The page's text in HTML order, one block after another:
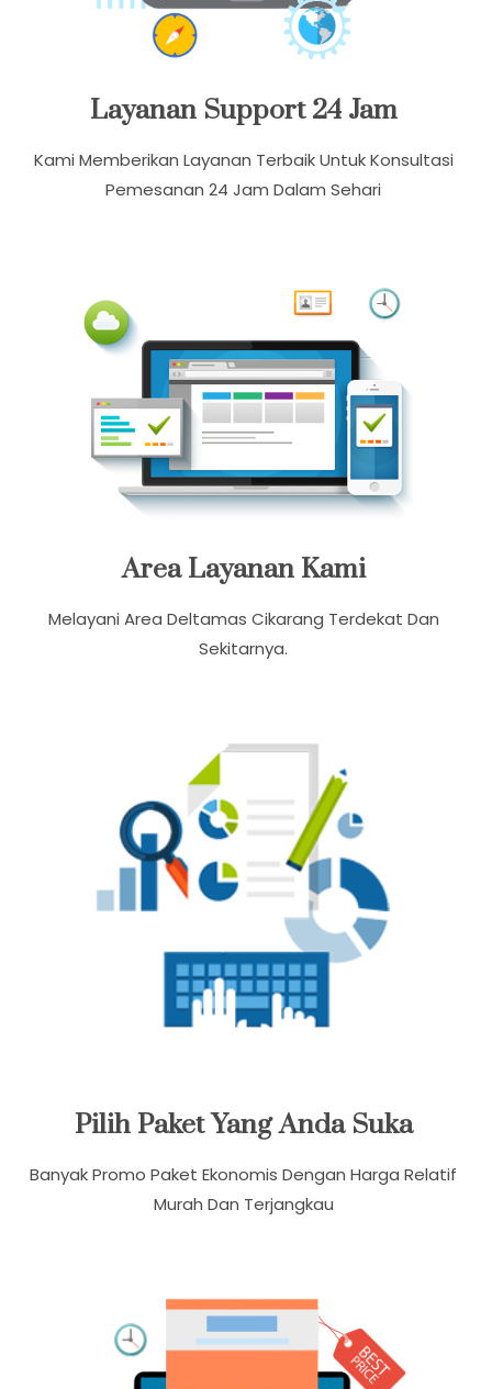
Layanan Support 24 Jam
Kami Memberikan Layanan Terbaik Untuk Konsultasi
Pemesanan 24 Jam Dalam Sehari
Area Layanan Kami
Melayani Area Deltamas Cikarang Terdekat Dan
Sekitarnya.
Pilih Paket Yang Anda Suka
Banyak Promo Paket Ekonomis Dengan Harga Relatif
Murah Dan Terjangkau